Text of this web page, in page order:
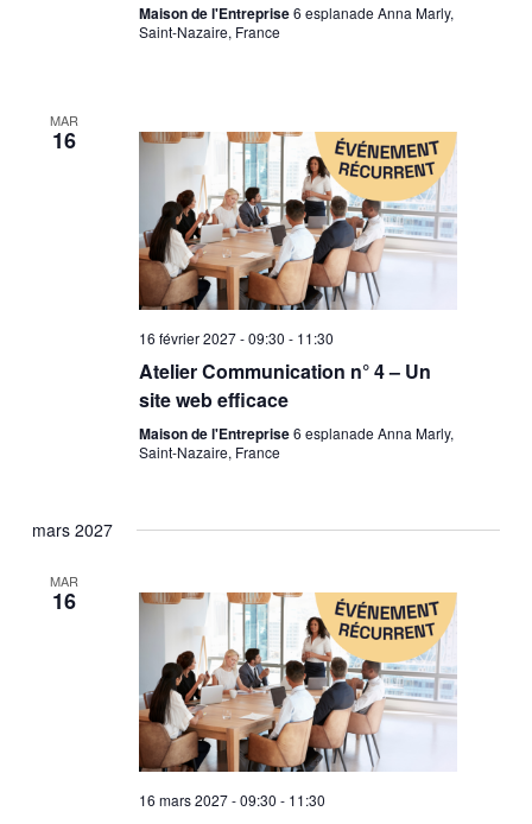
Maison de l'Entreprise6 esplanade Anna Marly,
Saint-Nazaire, France
MAR
16
16 février 2027 - 09:30 - 11:30
Atelier Communication n° 4 – Un
site web efficace
Maison de l'Entreprise6 esplanade Anna Marly,
Saint-Nazaire, France
mars 2027
MAR
16
16 mars 2027 - 09:30 - 11:30